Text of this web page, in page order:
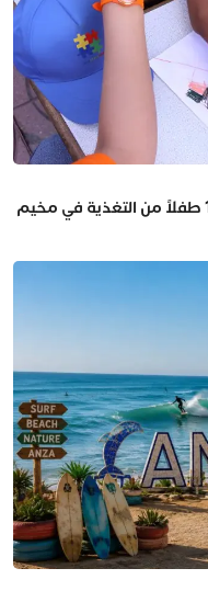
وقفة احتجاجية بأكادير بسبب حرمان 180 طفلاً من التغذية في مخيم